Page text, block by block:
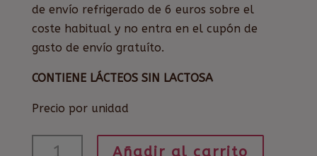
de envío refrigerado de 6 euros sobre el
coste habitual y no entra en el cupón de
gasto de envío gratuíto.
CONTIENE LÁCTEOS SIN LACTOSA
Precio por unidad
Empanadilla
Añadir al carrito